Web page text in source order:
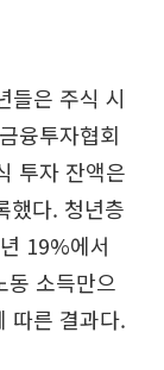
들은 주식 시
융투자협회
투자 잔액은
했다. 청년층
19%에서
소득만으
따른 결과다.